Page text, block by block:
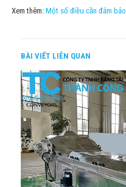
Xem thêm:Một số điều cần đảm
BÀI VIẾT LIÊN QUAN